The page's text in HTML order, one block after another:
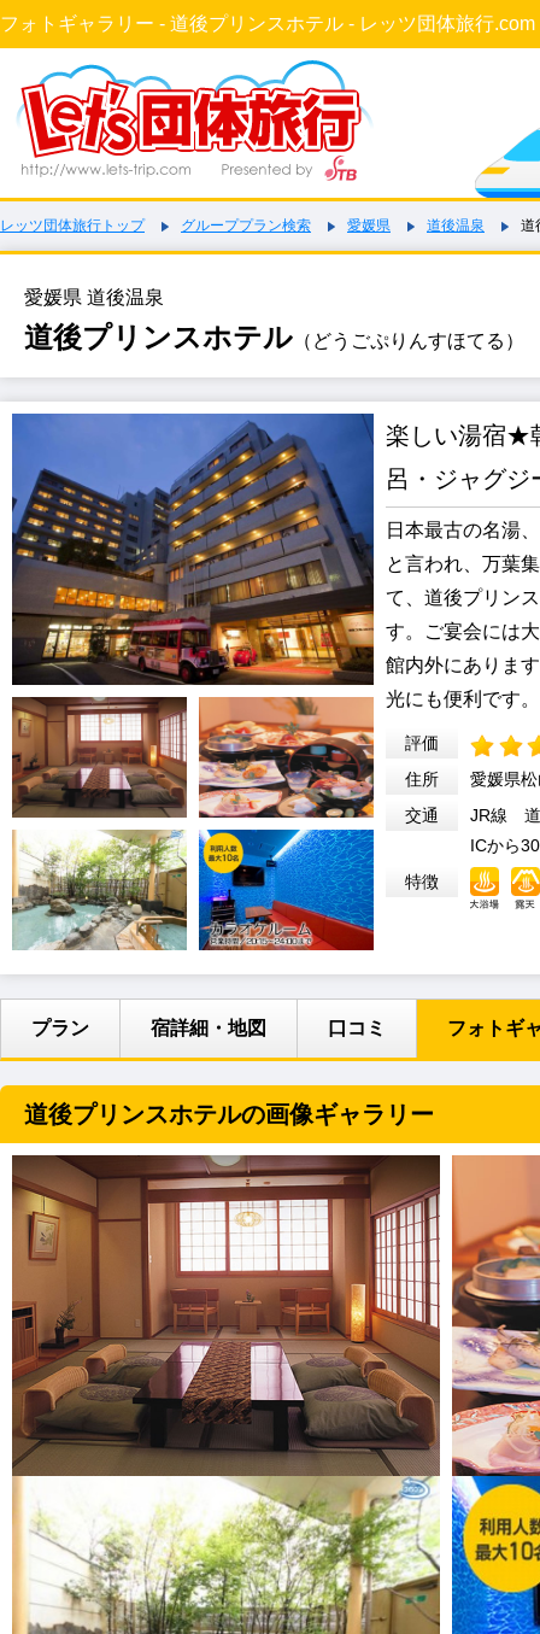
フォトギャラリー - 道後プリンスホテル - レッツ団体旅行.com
レッツ団体旅行トップ グループプラン検索 愛媛県 道後温泉 道
愛媛県 道後温泉
道後プリンスホテル （どうごぷりんすほてる）
楽しい湯宿★
呂・ジャグジ
日本最古の名湯
と言われ、万葉
て、道後プリン
す。ご宴会には
館内外にありま
光にも便利です。
評価
住所
愛媛県
交通
JR線 道
ICから
特徴
プラン 宿詳細・地図 口コミ フォトギ
道後プリンスホテルの画像ギャラリー